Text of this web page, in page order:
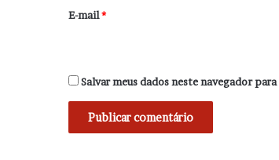
*
E-mail*
Salvar meus dados neste navegador